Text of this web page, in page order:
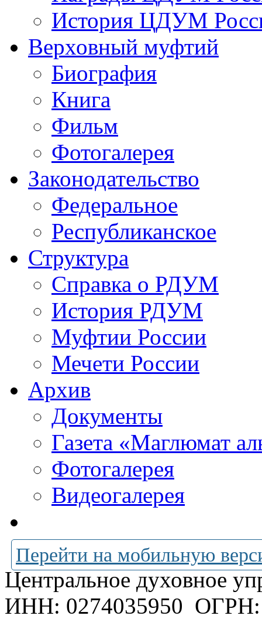
История ЦДУМ
Верховный муфтий
Биография
Книга
Фильм
Фотогалерея
Законодательство
Федеральное
Республиканское
Структура
Справка о РДУМ
История РДУМ
Муфтии России
Мечети России
Архив
Документы
Газета «Маглюмат
Фотогалерея
Видеогалерея
Перейти на мобильную
Центральное духовное
ИНН: 0274035950 ОГРН: